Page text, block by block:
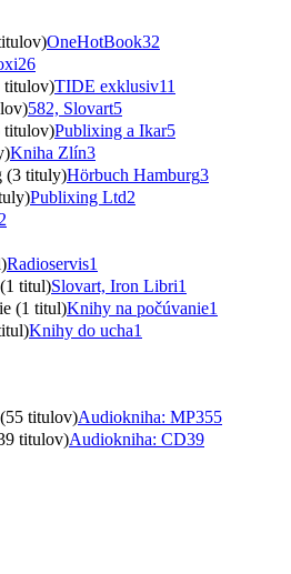
OneHotBook32
26
titulov)TIDE exklusiv11
582, Slovart5
titulov)Publixing a Ikar5
Kniha Zlín3
(3 tituly)Hörbuch Hamburg3
Publixing Ltd2
2
Radioservis1
titul)Slovart, Iron Libri1
(1 titul)Knihy na počúvanie1
Knihy do ucha1
titulov)Audiokniha: MP355
titulov)Audiokniha: CD39